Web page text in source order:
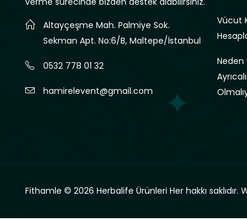
Altayçeşme Mah. Palmiye Sok.
Sekman Apt. No:6/B, Maltepe/İstanbul
0532 778 01 32
hamirelevent@gmail.com
Vücut
Neden
Fithamle © 2026 Herbalife Ürünleri Her hakkı saklıdır.